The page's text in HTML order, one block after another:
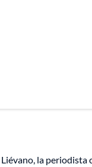
la periodista